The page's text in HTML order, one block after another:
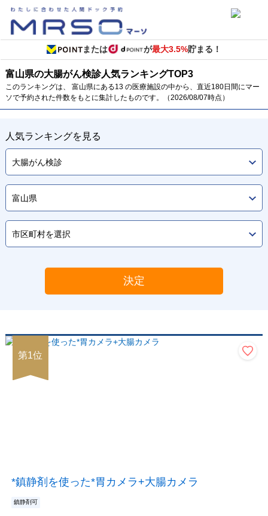
または が最大3.5%貯まる！
富山県の大腸がん検診人気ランキングTOP3
このランキングは、 富山県にある13 の医療施設の中から、直近180日間にマー
ソで予約された件数をもとに集計したものです。（2026/08/07時点）
人気ランキングを見る
決定
第1位
*鎮静剤を使った*胃カメラ+大腸カメラ
鎮静剤可